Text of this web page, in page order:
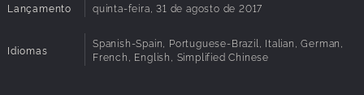
Lançamento quinta-feira, 31 de agosto de 2017
Idiomas
Spanish-Spain, Portuguese-Brazil, Italian, German,
French, English, Simplified Chinese